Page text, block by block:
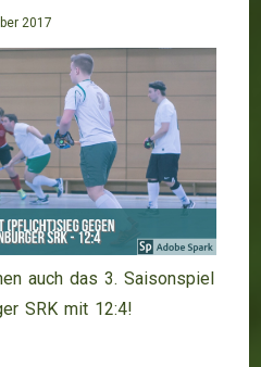
2017
auch das 3. Saisonspiel
SRK mit 12:4!